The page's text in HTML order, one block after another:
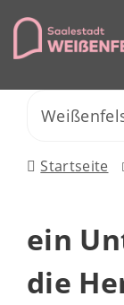
Startseite
ein
die